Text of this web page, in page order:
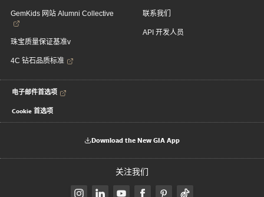
GemKids 网站 Alumni Collective
珠宝质量保证基准v
4C 钻石品质标准
联系我们
API 开发人员
电子邮件首选项
Cookie 首选项
Download the New GIA App
关注我们